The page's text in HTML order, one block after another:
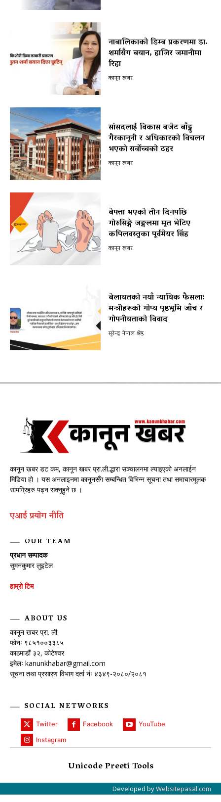
नाबालिकाको डिम्ब प्रकरणमा डा.
शर्मासँग बयान, हाजिर जमानीमा
रिहा
कानून खबर
सांसदलाई विकास बजेट बाँड्नु
गैरकानूनी र अधिकारको विचलन
भएको सर्वोच्चको ठहर
कानून खबर
बेपत्ता भएको तीन दिनपछि
गोरुसिङ्गे जङ्गलमा मृत भेटिए
कपिलवस्तुका पूर्वमेयर सिंह
कानून खबर
बेलायतको नयाँ न्यायिक फैसला:
मन्त्रीहरूको गोप्य पृष्ठभूमि जाँच र
गोपनीयताको विवाद
सुरेन्द्र नेपाल श्रेष्ठ
कानून खबर डट कम, कानून खबर प्रा.ली.द्धारा सञ्चालनमा ल्याइएको अनलाईन
मिडिया हो । यस अनलाइनमा कानूनसँग सम्बन्धित विभिन्न सूचना तथा समाचारमूलक
सामग्रिहरु पढ्न सक्नुहुने छ ।
एआई प्रयाेग नीति
OUR TEAM
प्रधान सम्पादक
सुमनकुमार लुइटेल
हाम्रो टिम
ABOUT US
कानून खबर प्रा. ली.
फोनः ९८५१००३३८५
काठमाडौं ३२, कोटेश्वर
इमेलः kanunkhabar@gmail.com
सूचना तथा प्रसारण विभाग दर्ता नंः ४३४९-२०८०/२०८१
SOCIAL NETWORKS
Twitter Facebook
YouTube
Instagram
Unicode Preeti Tools
Developed byWebsitepasal.com